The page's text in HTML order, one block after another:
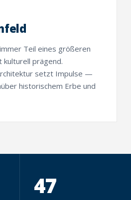
Teil eines größeren
kulturell prägend.
setzt Impulse —
historischem Erbe und
47